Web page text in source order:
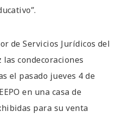
de Servicios Jurídicos del
las condecoraciones
el pasado jueves 4 de
en una casa de
para su venta